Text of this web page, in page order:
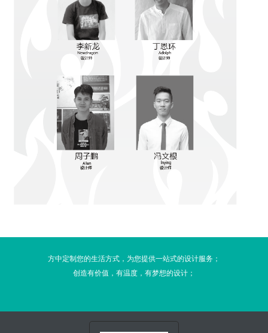
方中定制您的生活方式，为您提供一站式的设计服务；
创造有价值，有温度，有梦想的设计；